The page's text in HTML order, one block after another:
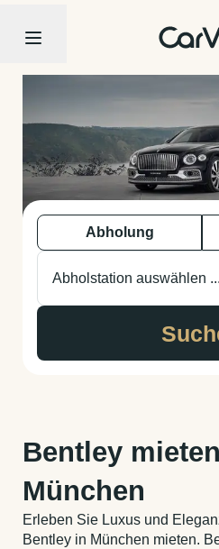
Abholung
Abholstation auswählen ...
Bentley
München
Erleben Sie Luxus und
Bentley in München mieten.